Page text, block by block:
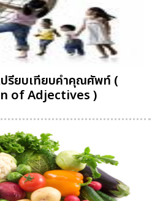
รียบเทียบคำคุณศัพท์ (
of Adjectives )